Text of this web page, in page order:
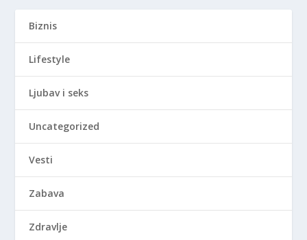
Biznis
Lifestyle
Ljubav i seks
Uncategorized
Vesti
Zabava
Zdravlje